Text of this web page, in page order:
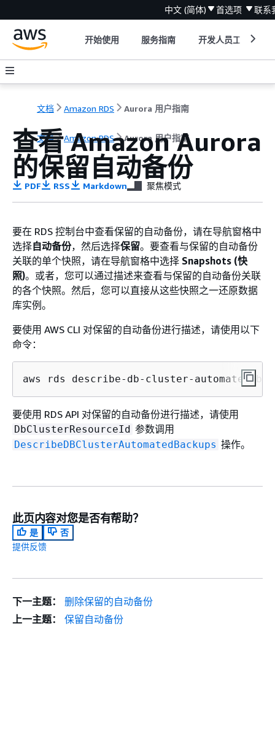
中文 (简体) 首选项 联系
开始使用 服务指南 开发人员工具
文档 Amazon RDS Aurora 用户指南
文档 Amazon RDS Aurora 用户指南
查看 Amazon Aurora
的保留自动备份
PDF RSS Markdown 聚焦模式
要在 RDS 控制台中查看保留的自动备份，请在导航窗格中
选择自动备份，然后选择保留。要查看与保留的自动备份
关联的单个快照，请在导航窗格中选择 Snapshots (快
照)。或者，您可以通过描述来查看与保留的自动备份关联
的各个快照。然后，您可以直接从这些快照之一还原数据
库实例。
要使用 AWS CLI 对保留的自动备份进行描述，请使用以下
命令：
aws rds describe-db-cluster-automated-
要使用 RDS API 对保留的自动备份进行描述，请使用
DbClusterResourceId 参数调用
DescribeDBClusterAutomatedBackups 操作。
此页内容对您是否有帮助？
是
否
提供反馈
下一主题：
删除保留的自动备份
上一主题：
保留自动备份